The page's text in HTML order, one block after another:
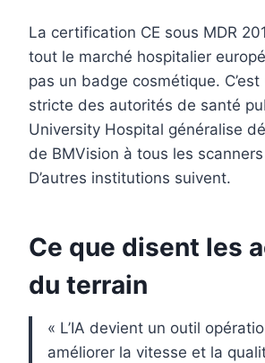
La certification CE sous MDR
tout le marché hospitalier
pas un badge cosmétique.
stricte des autorités de santé
University Hospital généralise
de BMVision à tous les
D’autres institutions suivent.
Ce que disent les
du terrain
« L’IA devient un outil
améliorer la vitesse et la